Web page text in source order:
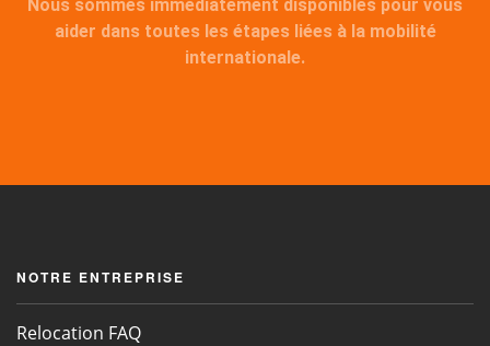
Nous sommes immédiatement disponibles pour vous
aider dans toutes les étapes liées à la mobilité
internationale.
NOTRE ENTREPRISE
Relocation FAQ